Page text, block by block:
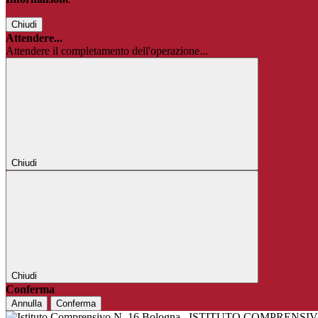
Chiudi
Attendere...
Attendere il completamento dell'operazione...
Chiudi
Chiudi
Conferma
Annulla Conferma